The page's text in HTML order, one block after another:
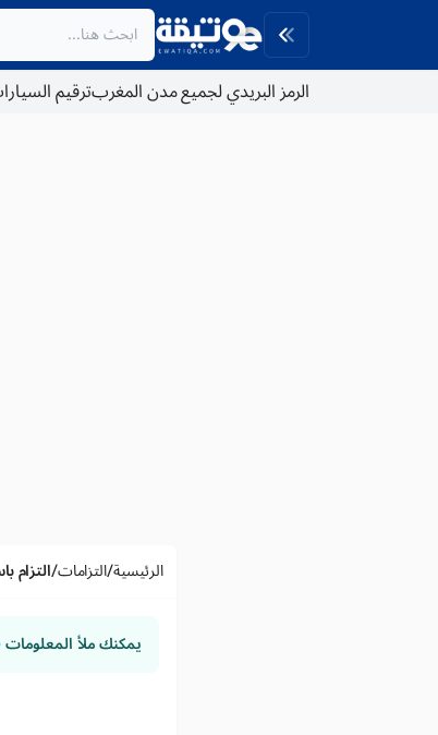
الرمز البريدي لجميع مدن المغربترقيم
الرئيسية/التزامات/التزام
يمكنك ملأ